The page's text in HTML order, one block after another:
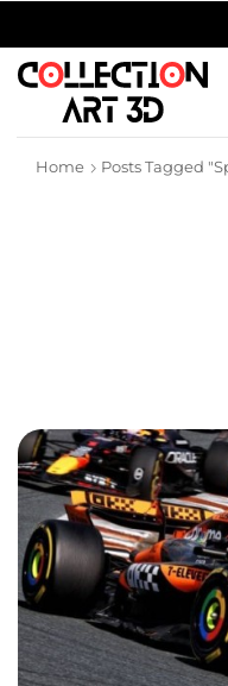
Home Posts Tagged